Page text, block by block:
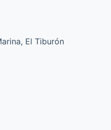
El Tiburón